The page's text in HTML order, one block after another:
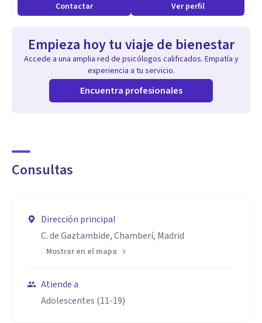
Contactar Ver perfil
Empieza hoy tu viaje de bienestar
Accede a una amplia red de psicólogos calificados. Empatía y
experiencia a tu servicio.
Encuentra profesionales
Consultas
Dirección principal
C. de Gaztambide, Chamberí, Madrid
Mostrar en el mapa
Atiende a
Adolescentes (11-19)